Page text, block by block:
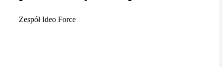
Zespół Ideo Force